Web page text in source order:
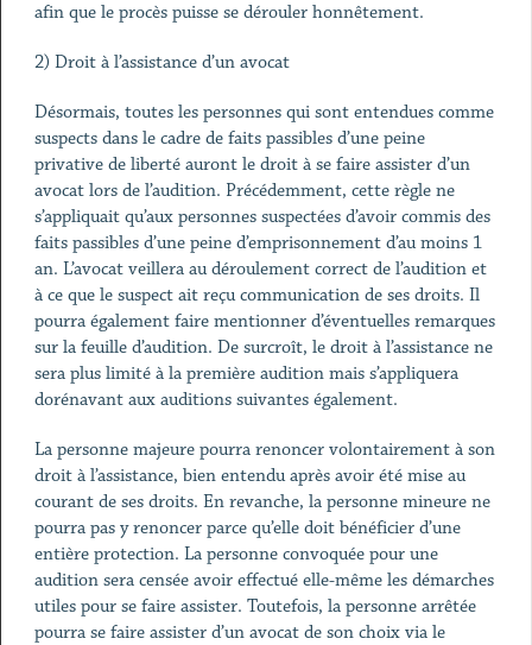
afin que le procès puisse se dérouler honnêtement.
2) Droit à l’assistance d’un avocat
Désormais, toutes les personnes qui sont entendues comme
suspects dans le cadre de faits passibles d’une peine
privative de liberté auront le droit à se faire assister d’un
avocat lors de l’audition. Précédemment, cette règle ne
s’appliquait qu’aux personnes suspectées d’avoir commis des
faits passibles d’une peine d’emprisonnement d’au moins 1
an. L’avocat veillera au déroulement correct de l’audition et
à ce que le suspect ait reçu communication de ses droits. Il
pourra également faire mentionner d’éventuelles remarques
sur la feuille d’audition. De surcroît, le droit à l’assistance ne
sera plus limité à la première audition mais s’appliquera
dorénavant aux auditions suivantes également.
La personne majeure pourra renoncer volontairement à son
droit à l’assistance, bien entendu après avoir été mise au
courant de ses droits. En revanche, la personne mineure ne
pourra pas y renoncer parce qu’elle doit bénéficier d’une
entière protection. La personne convoquée pour une
audition sera censée avoir effectué elle-même les démarches
utiles pour se faire assister. Toutefois, la personne arrêtée
pourra se faire assister d’un avocat de son choix via le